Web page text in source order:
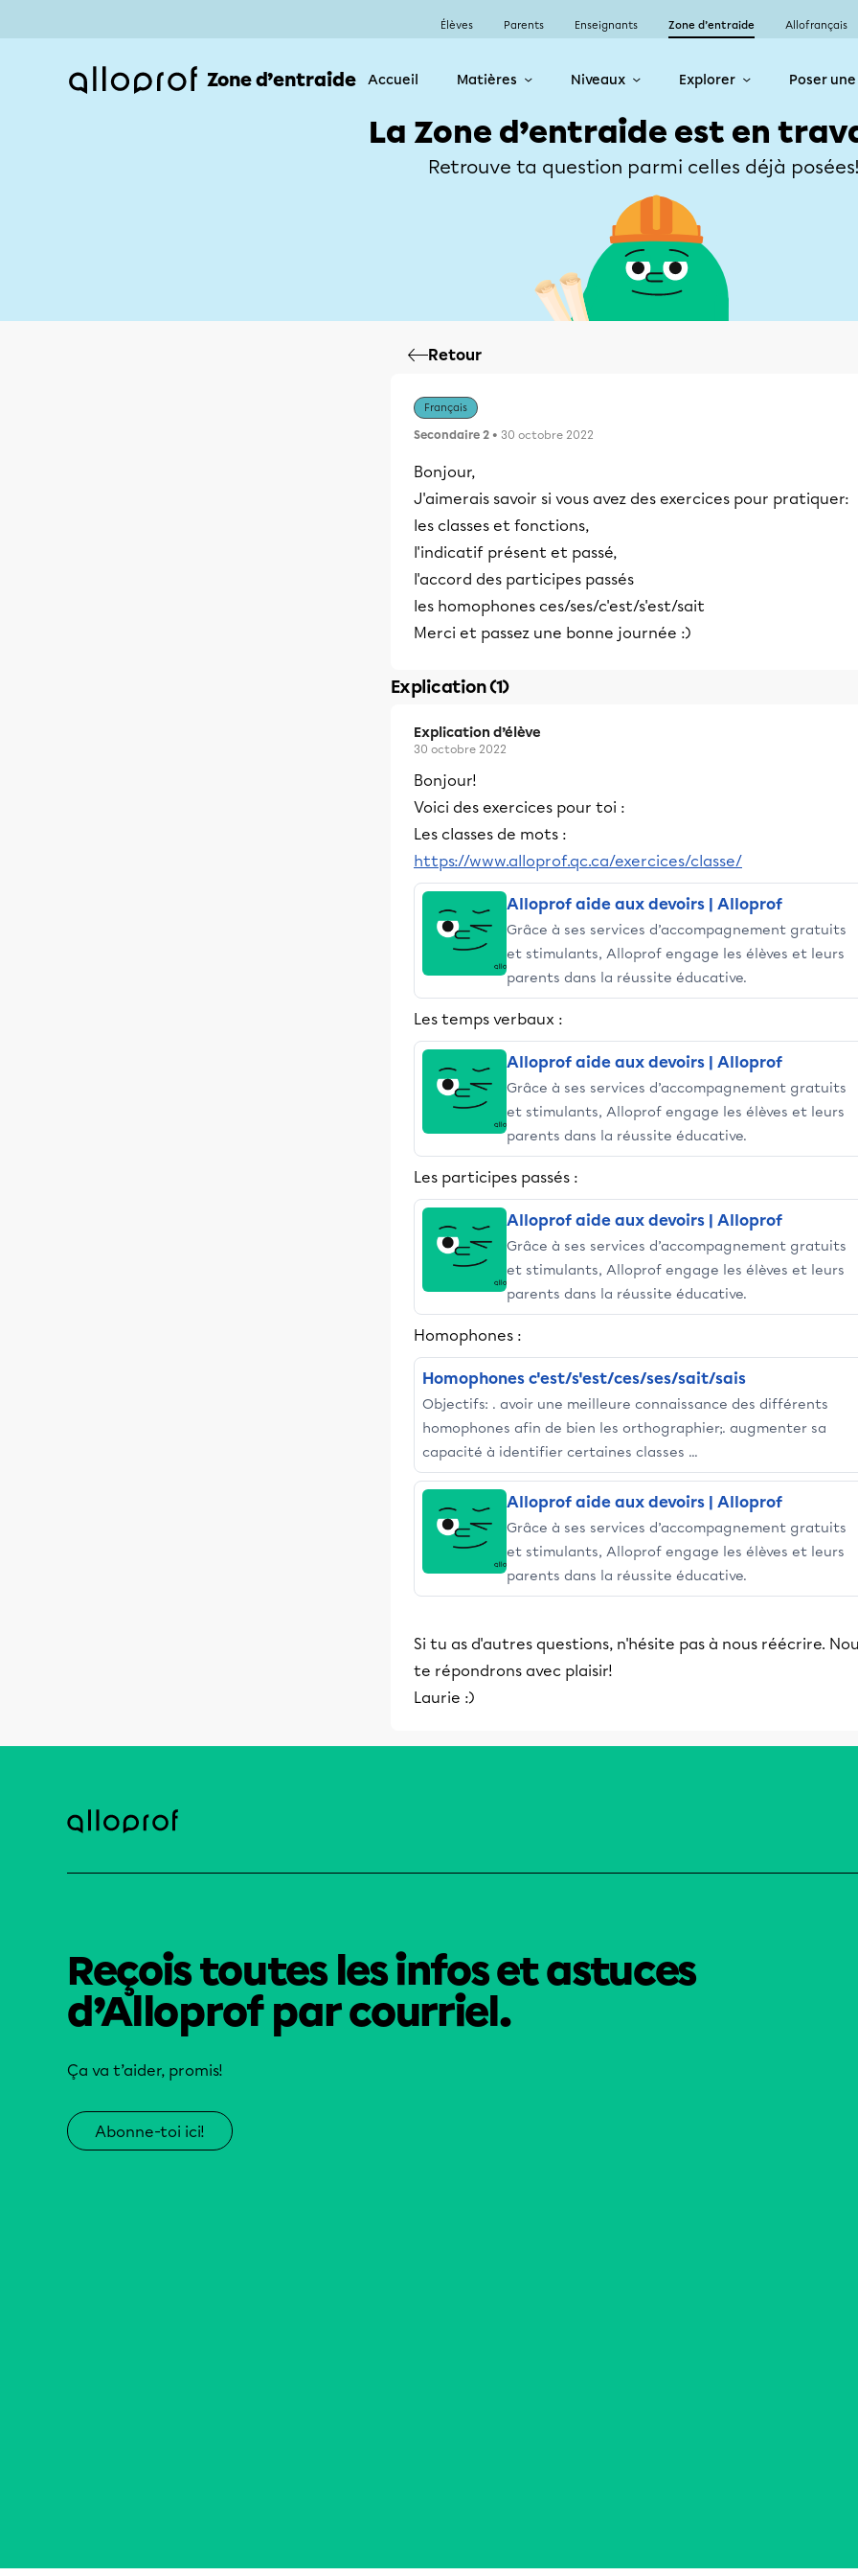
Élèves Parents Enseignants Zone d’entraide Allofrançais
Zone d’entraide Accueil Matières Niveaux Explorer Poser
La Zone d’entraide est en
Retrouve ta question parmi celles déjà
Retour
Français
Secondaire 2 • 30 octobre 2022
Bonjour,
J'aimerais savoir si vous avez des exercices pour pratiquer:
les classes et fonctions,
l'indicatif présent et passé,
l'accord des participes passés
les homophones ces/ses/c'est/s'est/sait
Merci et passez une bonne journée :)
Explication (1)
Explication d’élève
30 octobre 2022
Bonjour!
Voici des exercices pour toi :
Les classes de mots :
https://www.alloprof.qc.ca/exercices/classe/
Alloprof aide aux devoirs | Alloprof
Grâce à ses services d’accompagnement gratuits
et stimulants, Alloprof engage les élèves et leurs
parents dans la réussite éducative.
Les temps verbaux :
Alloprof aide aux devoirs | Alloprof
Grâce à ses services d’accompagnement gratuits
et stimulants, Alloprof engage les élèves et leurs
parents dans la réussite éducative.
Les participes passés :
Alloprof aide aux devoirs | Alloprof
Grâce à ses services d’accompagnement gratuits
et stimulants, Alloprof engage les élèves et leurs
parents dans la réussite éducative.
Homophones :
Homophones c'est/s'est/ces/ses/sait/sais
Objectifs: . avoir une meilleure connaissance des différents
homophones afin de bien les orthographier;. augmenter sa
capacité à identifier certaines classes ...
Alloprof aide aux devoirs | Alloprof
Grâce à ses services d’accompagnement gratuits
et stimulants, Alloprof engage les élèves et leurs
parents dans la réussite éducative.
Si tu as d'autres questions, n'hésite pas à nous réécrire.
te répondrons avec plaisir!
Laurie :)
Reçois toutes les infos et astuces
d’Alloprof par courriel.
Ça va t’aider, promis!
Abonne-toi ici!